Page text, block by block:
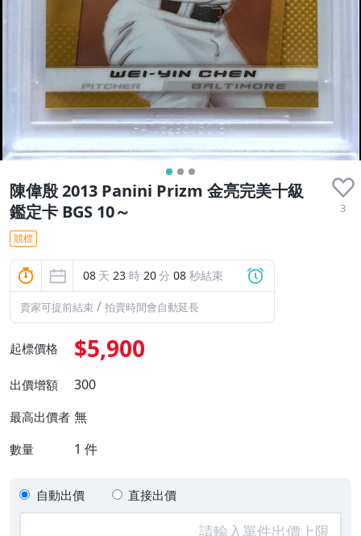
陳偉殷 2013 Panini Prizm 金亮完美十級
鑑定卡 BGS 10～
3
競標
08 天 23 時 20分 07 秒結束
賣家可提前結束 / 拍賣時間會自動延長
起標價格 $5,900
出價增額 300
最高出價者 無
數量 1 件
自動出價 直接出價